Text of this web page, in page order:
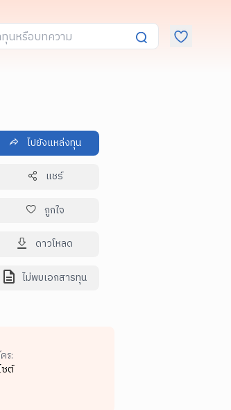
ไปยังแหล่งทุน
แชร์
ถูกใจ
ดาวโหลด
ไม่พบเอกสารทุน
ร:
ต์